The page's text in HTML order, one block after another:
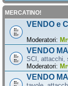
MERCATINO!
VENDO e
Moderatori:
VENDO
SCI, attacchi,
Moderatori:
VENDO